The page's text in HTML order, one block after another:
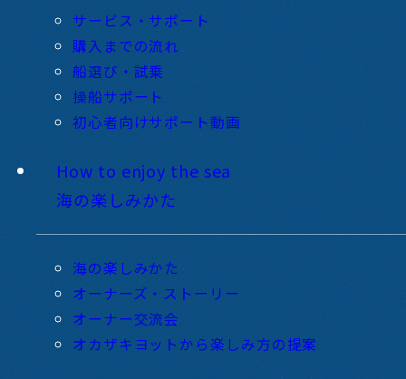
サービス・サポート
購入までの流れ
船選び・試乗
操船サポート
初心者向けサポート動画
How to enjoy the sea
海の楽しみかた
海の楽しみかた
オーナーズ・ストーリー
オーナー交流会
オカザキヨットから楽しみ方の提案